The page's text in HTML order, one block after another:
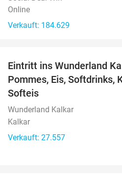
Online
Verkauft: 184.629
Eintritt ins Wunderland
Pommes, Eis, Softdrinks,
Softeis
Wunderland Kalkar
Kalkar
Verkauft: 27.557